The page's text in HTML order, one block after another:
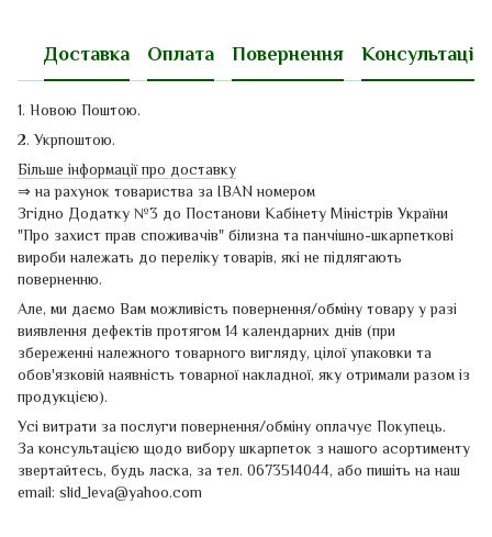
Доставка Оплата Повернення Консультація
1. Новою Поштою.
2. Укрпоштою.
Більше інформації про доставку
⇒ на рахунок товариства за IBAN номером
Згідно Додатку №3 до Постанови Кабінету Міністрів України
"Про захист прав споживачів" білизна та панчішно-шкарпеткові
вироби належать до переліку товарів, які не підлягають
поверненню.
Але, ми даємо Вам можливість повернення/обміну товару у разі
виявлення дефектів протягом 14 календарних днів (при
збереженні належного товарного вигляду, цілої упаковки та
обов'язковій наявність товарної накладної, яку отримали разом із
продукцією).
Усі витрати за послуги повернення/обміну оплачує Покупець.
За консультацією щодо вибору шкарпеток з нашого асортименту
звертайтесь, будь ласка, за тел. 0673514044, або пишіть на наш
email: slid_leva@yahoo.com